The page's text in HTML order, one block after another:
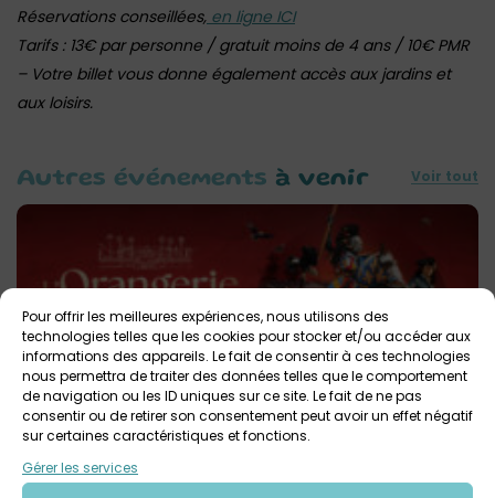
Pour offrir les meilleures expériences, nous utilisons des
technologies telles que les cookies pour stocker et/ou accéder aux
informations des appareils. Le fait de consentir à ces technologies
nous permettra de traiter des données telles que le comportement
de navigation ou les ID uniques sur ce site. Le fait de ne pas
consentir ou de retirer son consentement peut avoir un effet négatif
sur certaines caractéristiques et fonctions.
Gérer les services
Réservations conseillées, en ligne ICI
Tarifs : 13€ par personne / gratuit moins de 4 ans / 10€ PMR
– Votre billet vous donne également accès aux jardins et
aux loisirs.
Autres événements à venir Voir tout
2 août 2026 > 8 août 2026
Journées spectacles & loisirs à l’Orangerie de
Lanniron